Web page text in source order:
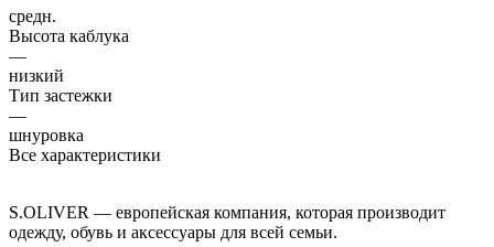
средн.
Высота каблука
—
низкий
Тип застежки
—
шнуровка
Все характеристики
S.OLIVER — европейская компания, которая производит
одежду, обувь и аксессуары для всей семьи.